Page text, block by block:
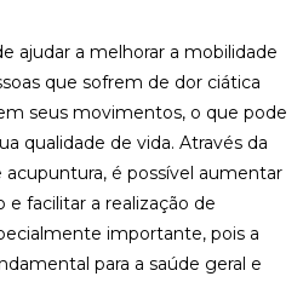
ajudar a melhorar a mobilidade
que sofrem de dor ciática
seus movimentos, o que pode
qualidade de vida. Através da
é possível aumentar
facilitar a realização de
importante, pois a
para a saúde geral e
EM NITERÓI